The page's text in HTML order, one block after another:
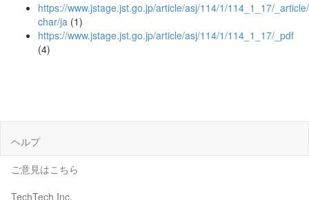
https://www.jstage.jst.go.jp/article/asj/114/1/114_1_17/
char/ja (1)
https://www.jstage.jst.go.jp/article/asj/114/1/114_1_17/_pdf
(4)
ヘルプ
ご意見はこちら
TechTech Inc.